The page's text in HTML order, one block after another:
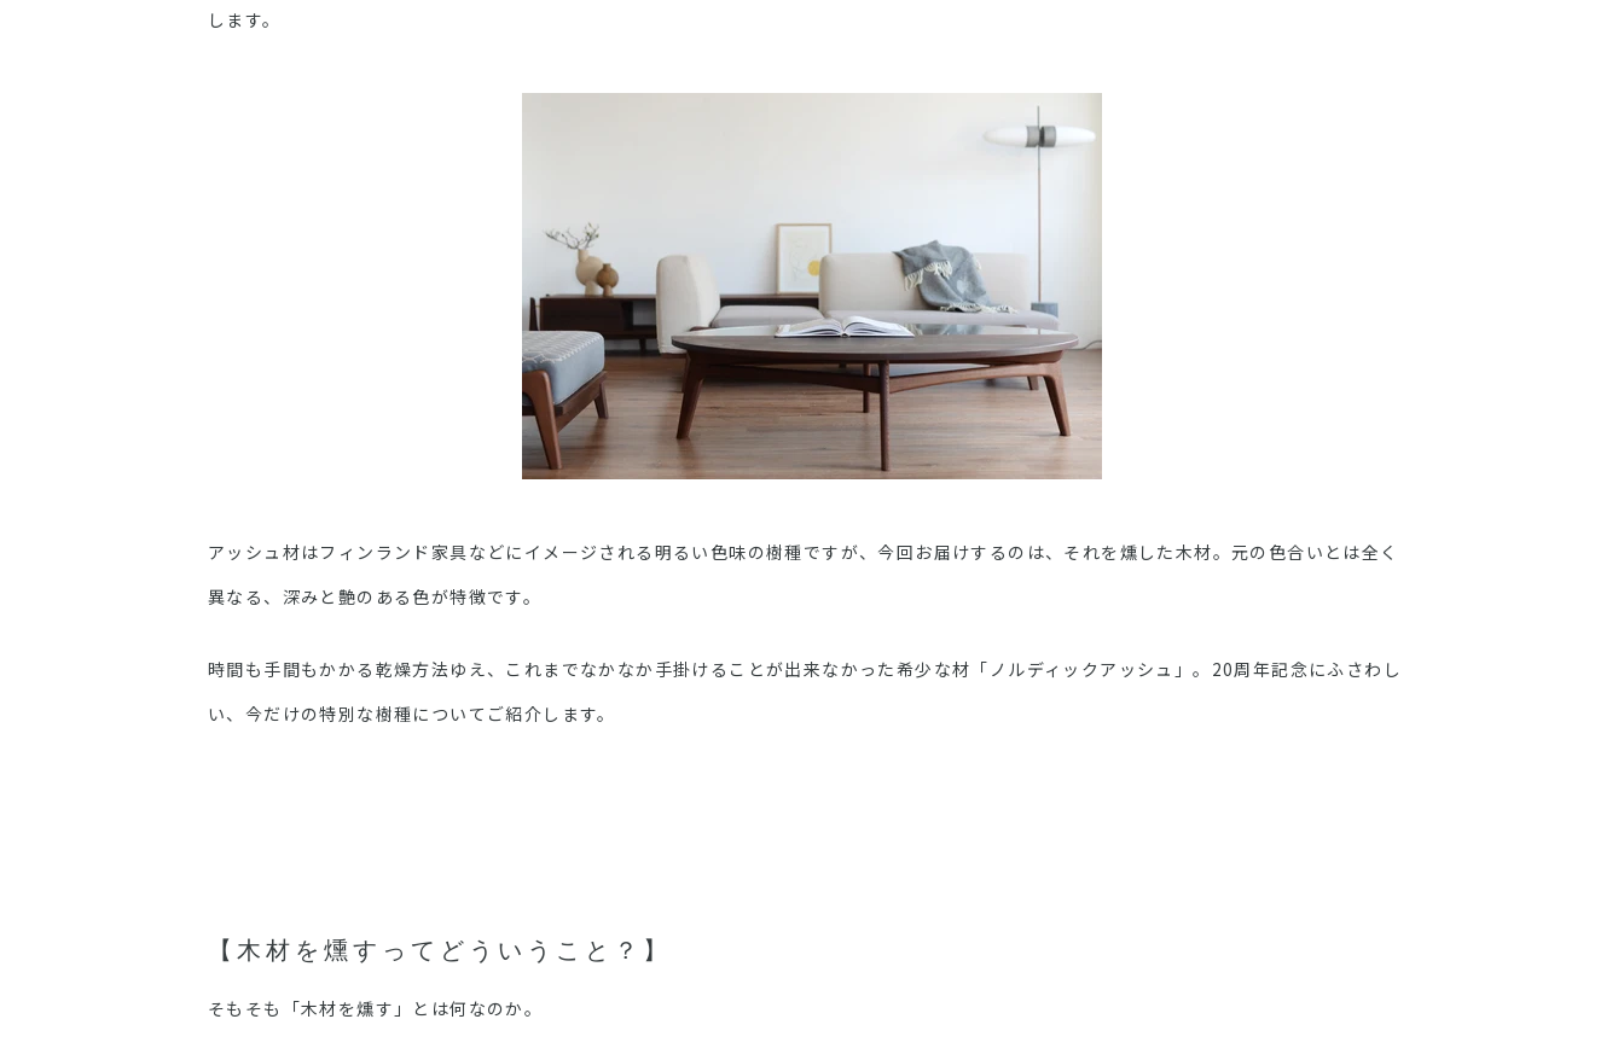
します。
アッシュ材はフィンランド家具などにイメージされる明るい色味の樹種ですが、今回お届けするのは、それを燻した木材。元の色合いとは全く
異なる、深みと艶のある色が特徴です。
時間も手間もかかる乾燥方法ゆえ、これまでなかなか手掛けることが出来なかった希少な材「ノルディックアッシュ」。 20周年記念にふさわし
い、今だけの特別な樹種についてご紹介します。
【木材を燻すってどういうこと？】
そもそも「木材を燻す」とは何なのか。